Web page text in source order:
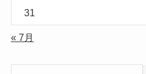
31
« 7月